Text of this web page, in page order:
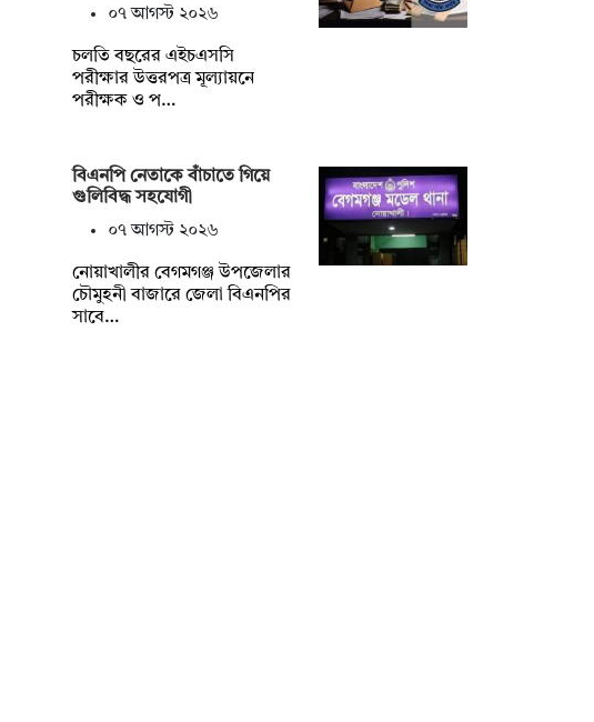
০৭ আগস্ট ২০২৬
চলতি বছরের এইচএসসি
পরীক্ষার উত্তরপত্র মূল্যায়নে
পরীক্ষক ও প…
বিএনপি নেতাকে বাঁচাতে গিয়ে
গুলিবিদ্ধ সহযোগী
০৭ আগস্ট ২০২৬
নোয়াখালীর বেগমগঞ্জ উপজেলার
চৌমুহনী বাজারে জেলা বিএনপির
সাবে…